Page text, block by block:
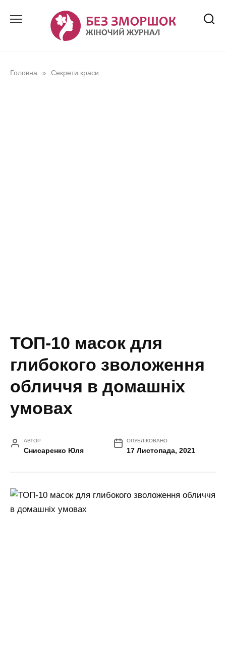
Головна » Секрети краси
ТОП-10 масок для
глибокого зволоження
обличчя в домашніх
умовах
АВТОР
Снисаренко Юля
ОПУБЛІКОВАНО
17 Листопада, 2021